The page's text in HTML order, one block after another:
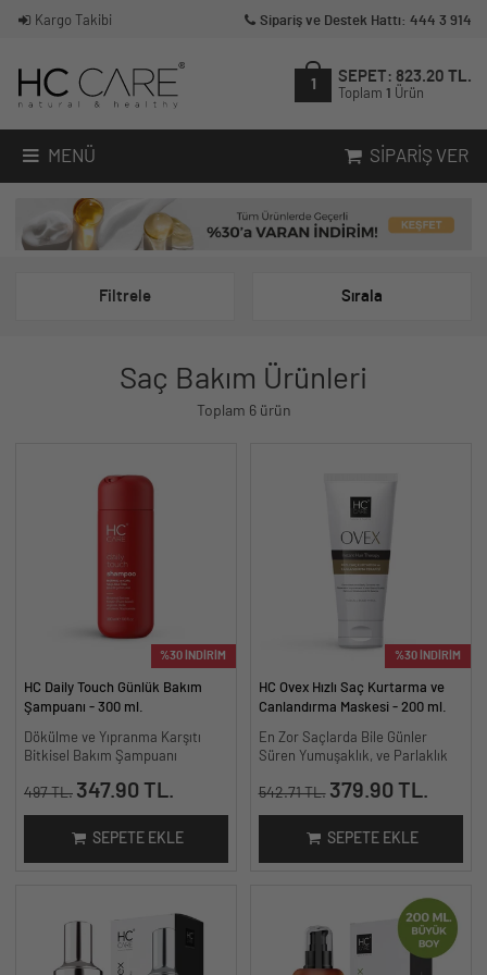
Kargo Takibi Sipariş ve Destek Hattı: 444 3 914
1
SEPET: 823.20 TL.
Toplam 1 Ürün
MENÜ SIPARIŞ VER
Filtrele Sırala
Saç Bakım Ürünleri
Toplam 6 ürün
%30 İNDİRİM
HC Daily Touch Günlük Bakım
Şampuanı - 300 ml.
Dökülme ve Yıpranma Karşıtı
Bitkisel Bakım Şampuanı
497 TL. 347.90 TL.
SEPETE EKLE
%30 İNDİRİM
HC Ovex Hızlı Saç Kurtarma ve
Canlandırma Maskesi - 200 ml.
En Zor Saçlarda Bile Günler
Süren Yumuşaklık, ve Parlaklık
542.71 TL. 379.90 TL.
SEPETE EKLE